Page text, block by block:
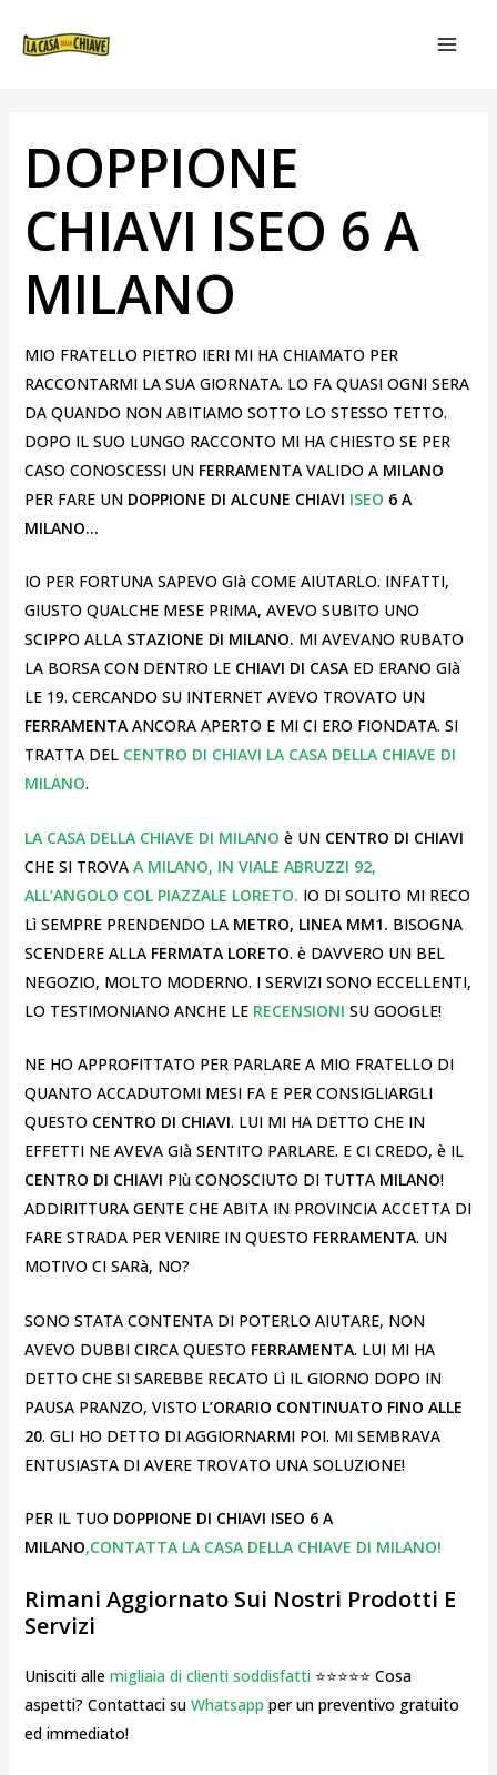
DOPPIONE
CHIAVI ISEO 6 A
MILANO
MIO FRATELLO PIETRO IERI MI HA CHIAMATO PER
RACCONTARMI LA SUA GIORNATA. LO FA QUASI OGNI SERA
DA QUANDO NON ABITIAMO SOTTO LO STESSO TETTO.
DOPO IL SUO LUNGO RACCONTO MI HA CHIESTO SE PER
CASO CONOSCESSI UN FERRAMENTA VALIDO A MILANO
PER FARE UN DOPPIONE DI ALCUNE CHIAVI ISEO 6 A
MILANO…
IO PER FORTUNA SAPEVO GIà COME AIUTARLO. INFATTI,
GIUSTO QUALCHE MESE PRIMA, AVEVO SUBITO UNO
SCIPPO ALLA STAZIONE DI MILANO. MI AVEVANO RUBATO
LA BORSA CON DENTRO LE CHIAVI DI CASAED ERANO GIà
LE 19. CERCANDO SU INTERNET AVEVO TROVATO UN
FERRAMENTA ANCORA APERTO E MI CI ERO FIONDATA. SI
TRATTA DELCENTRO DI CHIAVI LA CASA DELLA CHIAVE DI
MILANO.
LA CASA DELLA CHIAVE DI MILANO è UN CENTRO DI CHIAVI
CHE SI TROVAA MILANO, IN VIALE ABRUZZI 92,
ALL’ANGOLO COL PIAZZALE LORETO. IO DI SOLITO MI RECO
Lì SEMPRE PRENDENDO LA METRO, LINEA MM1. BISOGNA
SCENDERE ALLA FERMATA LORETO. è DAVVERO UN BEL
NEGOZIO, MOLTO MODERNO. I SERVIZI SONO ECCELLENTI,
LO TESTIMONIANO ANCHE LE RECENSIONI SU GOOGLE!
NE HO APPROFITTATO PER PARLARE A MIO FRATELLO DI
QUANTO ACCADUTOMI MESI FA E PER CONSIGLIARGLI
QUESTO CENTRO DI CHIAVI. LUI MI HA DETTO CHE IN
EFFETTI NE AVEVA GIà SENTITO PARLARE. E CI CREDO, è IL
CENTRO DI CHIAVI PIù CONOSCIUTO DI TUTTA MILANO!
ADDIRITTURA GENTE CHE ABITA IN PROVINCIA ACCETTA DI
FARE STRADA PER VENIRE IN QUESTO FERRAMENTA. UN
MOTIVO CI SARà, NO?
SONO STATA CONTENTA DI POTERLO AIUTARE, NON
AVEVO DUBBI CIRCA QUESTO FERRAMENTA. LUI MI HA
DETTO CHE SI SAREBBE RECATO Lì IL GIORNO DOPO IN
PAUSA PRANZO, VISTO L’ORARIO CONTINUATO FINO ALLE
20. GLI HO DETTO DI AGGIORNARMI POI. MI SEMBRAVA
ENTUSIASTA DI AVERE TROVATO UNA SOLUZIONE!
PER IL TUO DOPPIONE DI CHIAVI ISEO 6 A
MILANO,CONTATTA LA CASA DELLA CHIAVE DI MILANO!
Rimani Aggiornato Sui Nostri Prodotti E
Servizi
Unisciti alle migliaia di clienti soddisfatti⭐⭐⭐⭐⭐ Cosa
aspetti? Contattaci su Whatsapp per un preventivo gratuito
ed immediato!
ARTICOLI